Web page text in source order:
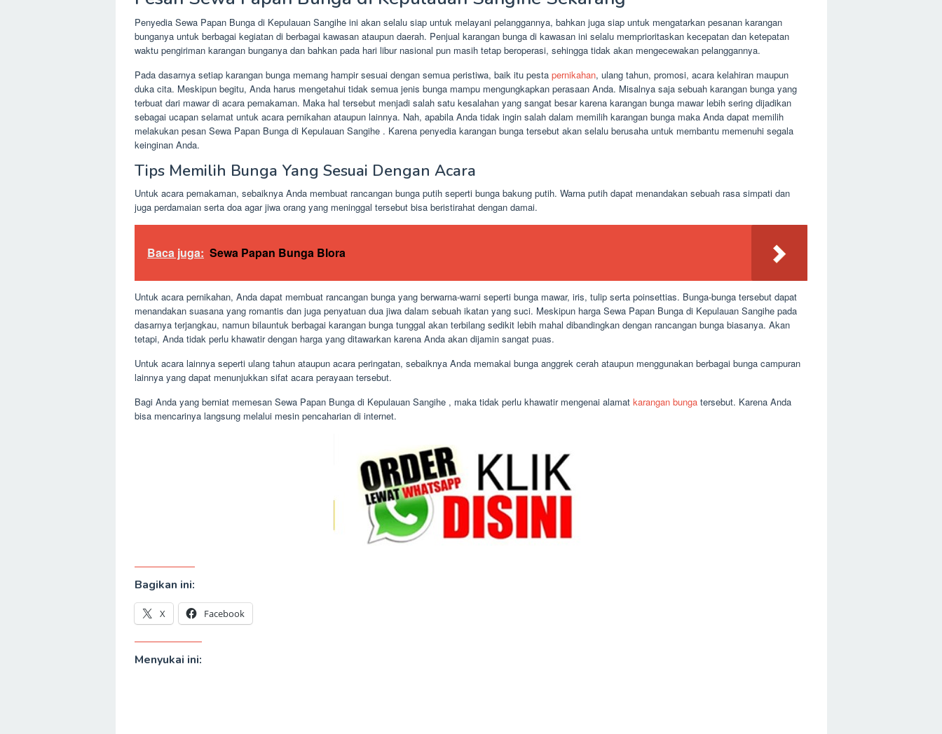
Penyedia Sewa Papan Bunga di Kepulauan Sangihe ini akan selalu siap untuk melayani pelanggannya, bahkan juga siap untuk mengatarkan pesanan karangan
bunganya untuk berbagai kegiatan di berbagai kawasan ataupun daerah. Penjual karangan bunga di kawasan ini selalu memprioritaskan kecepatan dan ketepatan
waktu pengiriman karangan bunganya dan bahkan pada hari libur nasional pun masih tetap beroperasi, sehingga tidak akan mengecewakan pelanggannya.
Pada dasarnya setiap karangan bunga memang hampir sesuai dengan semua peristiwa, baik itu pesta pernikahan, ulang tahun, promosi, acara kelahiran maupun
duka cita. Meskipun begitu, Anda harus mengetahui tidak semua jenis bunga mampu mengungkapkan perasaan Anda. Misalnya saja sebuah karangan bunga yang
terbuat dari mawar di acara pemakaman. Maka hal tersebut menjadi salah satu kesalahan yang sangat besar karena karangan bunga mawar lebih sering dijadikan
sebagai ucapan selamat untuk acara pernikahan ataupun lainnya. Nah, apabila Anda tidak ingin salah dalam memilih karangan bunga maka Anda dapat memilih
melakukan pesan Sewa Papan Bunga di Kepulauan Sangihe . Karena penyedia karangan bunga tersebut akan selalu berusaha untuk membantu memenuhi segala
keinginan Anda.
Tips Memilih Bunga Yang Sesuai Dengan Acara
Untuk acara pemakaman, sebaiknya Anda membuat rancangan bunga putih seperti bunga bakung putih. Warna putih dapat menandakan sebuah rasa simpati dan
juga perdamaian serta doa agar jiwa orang yang meninggal tersebut bisa beristirahat dengan damai.
Baca juga: Sewa Papan Bunga Blora
Untuk acara pernikahan, Anda dapat membuat rancangan bunga yang berwarna-warni seperti bunga mawar, iris, tulip serta poinsettias. Bunga-bunga tersebut dapat
menandakan suasana yang romantis dan juga penyatuan dua jiwa dalam sebuah ikatan yang suci. Meskipun harga Sewa Papan Bunga di Kepulauan Sangihe pada
dasarnya terjangkau, namun bilauntuk berbagai karangan bunga tunggal akan terbilang sedikit lebih mahal dibandingkan dengan rancangan bunga biasanya. Akan
tetapi, Anda tidak perlu khawatir dengan harga yang ditawarkan karena Anda akan dijamin sangat puas.
Untuk acara lainnya seperti ulang tahun ataupun acara peringatan, sebaiknya Anda memakai bunga anggrek cerah ataupun menggunakan berbagai bunga campuran
lainnya yang dapat menunjukkan sifat acara perayaan tersebut.
Bagi Anda yang berniat memesan Sewa Papan Bunga di Kepulauan Sangihe , maka tidak perlu khawatir mengenai alamat karangan bunga tersebut. Karena Anda
bisa mencarinya langsung melalui mesin pencaharian di internet.
Bagikan ini:
X Facebook
Menyukai ini: